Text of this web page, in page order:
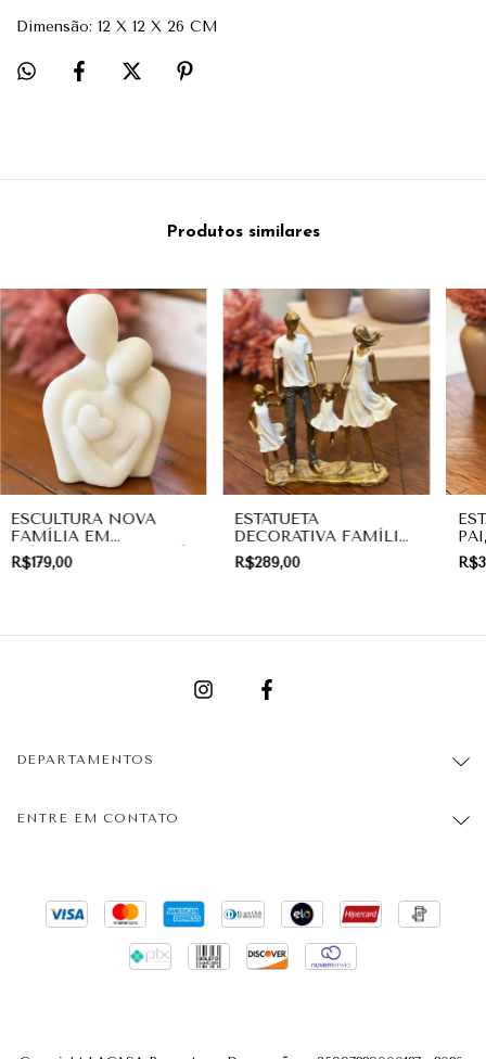
Dimensão: 12 X 12 X 26 CM
Produtos similares
ESCULTURA NOVA
FAMÍLIA EM
MÁRMORE BRANCO |
DECORAÇÃO
R$179,00
ESTATUETA
DECORATIVA FAMÍLIA
COM DUAS FILHAS
EM PÉ | PRESENTE
R$289,00
DEPARTAMENTOS
ENTRE EM CONTATO